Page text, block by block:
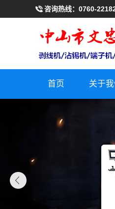
咨询热线： 0760-
首页 关于我